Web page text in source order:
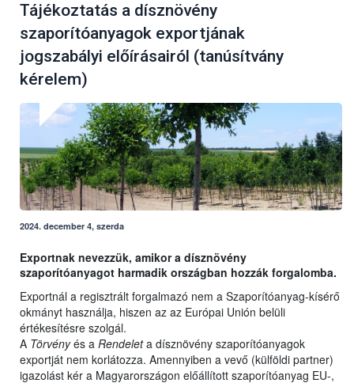
Tájékoztatás a dísznövény
szaporítóanyagok exportjának
jogszabályi előírásairól (tanúsítvány
kérelem)
2024. december 4, szerda
Exportnak nevezzük, amikor a dísznövény
szaporítóanyagot harmadik országban hozzák forgalomba.
Exportnál a regisztrált forgalmazó nem a Szaporítóanyag-kísérő
okmányt használja, hiszen az az Európai Unión belüli
értékesítésre szolgál.
A Törvényés a Rendeleta dísznövény szaporítóanyagok
exportját nem korlátozza. Amennyiben a vevő (külföldi partner)
igazolást kér a Magyarországon előállított szaporítóanyag EU-,